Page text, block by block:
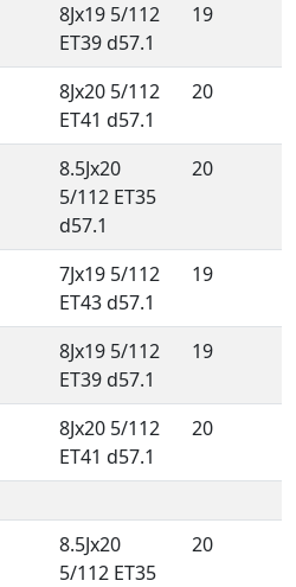
8Jx19 5/112
ET39 d57.1
19
8Jx20 5/112
ET41 d57.1
20
8.5Jx20
5/112 ET35
d57.1
20
7Jx19 5/112
ET43 d57.1
19
8Jx19 5/112
ET39 d57.1
19
8Jx20 5/112
ET41 d57.1
20
8.5Jx20
5/112 ET35
20